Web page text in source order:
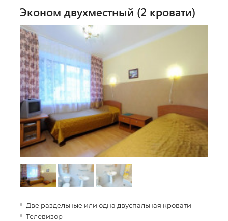
Эконом двухместный (2 кровати)
Две раздельные или одна двуспальная кровати
Телевизор